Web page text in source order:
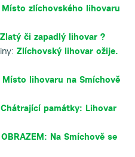
Místo zlíchovského lihovaru
Zlatý či zapadlý lihovar ?
Zlíchovský lihovar ožije.
Místo lihovaru na Smíchově
Chátrající památky: Lihovar
OBRAZEM: Na Smíchově se